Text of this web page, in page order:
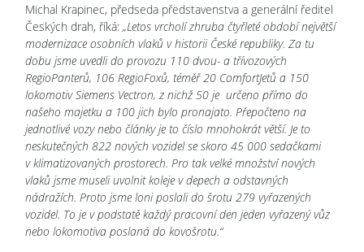
Michal Krapinec, předseda představenstva a generální ředitel
Českých drah, říká: „Letos vrcholí zhruba čtyřleté období největší
modernizace osobních vlaků v historii České republiky. Za tu
dobu jsme uvedli do provozu 110 dvou- a třívozových
RegioPanterů, 106 RegioFoxů, téměř 20 ComfortJetů a 150
lokomotiv Siemens Vectron, z nichž 50 je určeno přímo do
našeho majetku a 100 jich bylo pronajato. Přepočteno na
jednotlivé vozy nebo články je to číslo mnohokrát větší. Je to
neskutečných 822 nových vozidel se skoro 45 000 sedačkami
v klimatizovaných prostorech. Pro tak velké množství nových
vlaků jsme museli uvolnit koleje v depech a odstavných
nádražích. Proto jsme loni poslali do šrotu 279 vyřazených
vozidel. To je v podstatě každý pracovní den jeden vyřazený vůz
nebo lokomotiva poslaná do kovošrotu.“